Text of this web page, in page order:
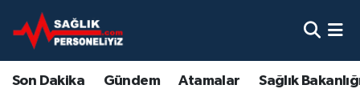
Son Dakika Gündem Atamalar Sağlık
Son Dakika
Nöbetçi Eczaneler